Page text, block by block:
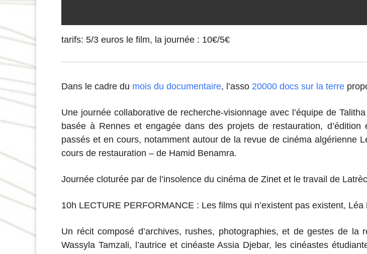
tarifs: 5/3 euros le film, la journée : 10€/5€
Dans le cadre du mois du documentaire, l’asso 20000 docs sur la terre
Une journée collaborative de recherche-visionnage avec l’équipe de
basée à Rennes et engagée dans des projets de restauration,
passés et en cours, notamment autour de la revue de cinéma algérienne
cours de restauration – de Hamid Benamra.
Journée cloturée par de l’insolence du cinéma de Zinet et le travail de
10h LECTURE PERFORMANCE : Les films qui n’existent pas existent, Léa
Un récit composé d’archives, rushes, photographies, et de gestes de
Wassyla Tamzali, l’autrice et cinéaste Assia Djebar, les cinéastes